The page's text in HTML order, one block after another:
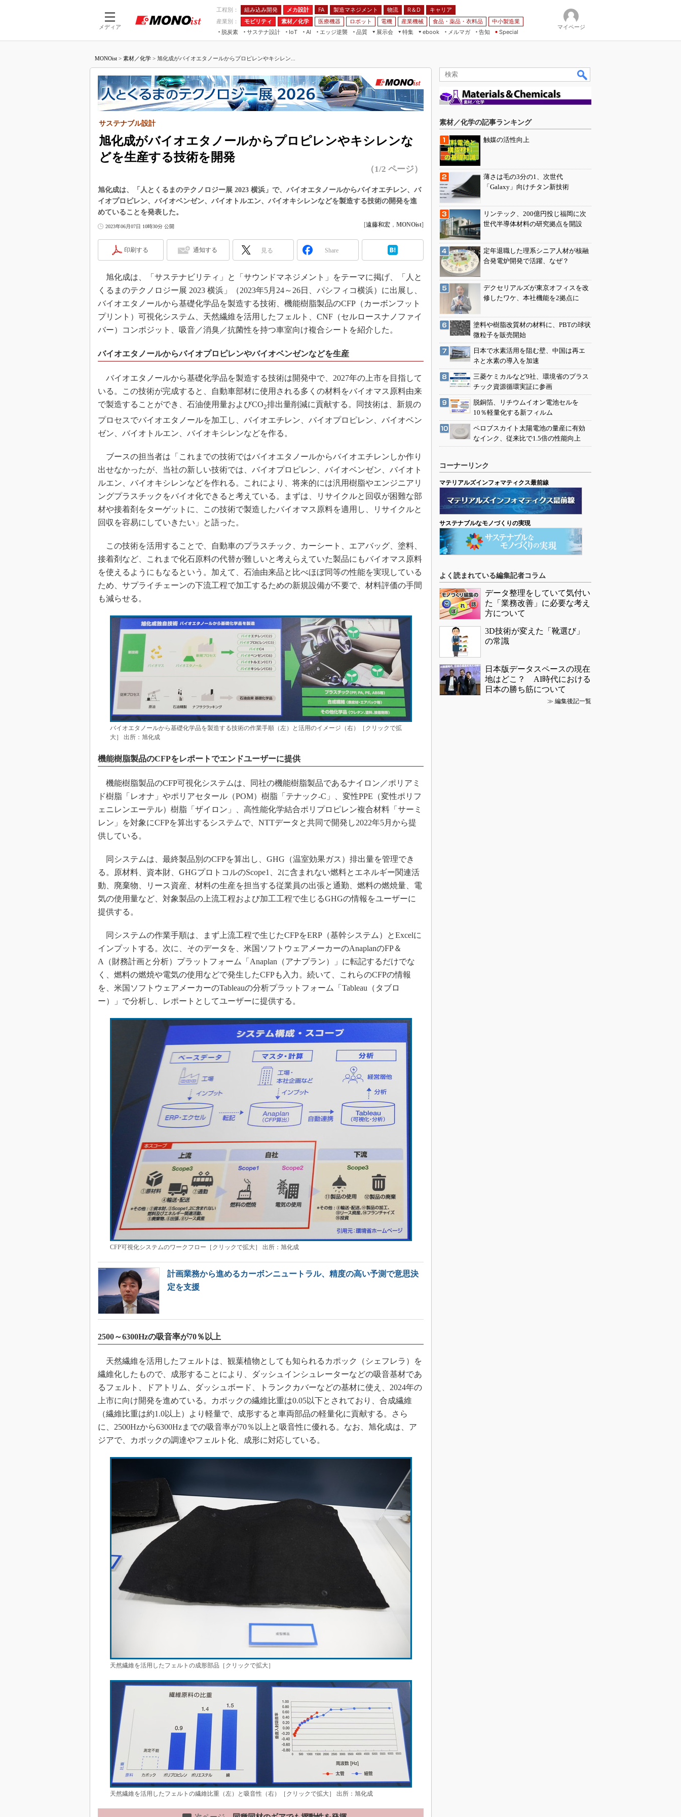
メディア
工程別： 組み込み開発 メカ設計 FA 製造マネジメント 物流 R＆D
キャリア
産業別：
モビリティ 素材／化学 医療機器 ロボット 電機 産業機械 食品・薬品・衣料品
中小製造業
脱炭素
サステナ設計
IoT
つながる工場
つながるサービス
AI
AI×設備保全
Physical AI
エッジ逆襲 品質
展示会
JIMTOF
組込み/エッジ コンピューティング
展＆IoT/5Gソリューション展
IIFES
国際ロボット展
TECHNO-FRONTIER
EdgeTech+
日本ものづくりワールド
特集
5G
VR／AR
フィールドサービス
組み込み画像技術
ISO26262
デジタルツインとCAE
S＆OP
インダストリー4.0
イノベーション
製造業ビッグデータ
メイドインジャパン
知財マネジメント
グローバル設計・開発
制御セキュリティ
新型コロナへの対応
ebook
製造マネジメント
FA
モビリティ
メルマガ
告知 Special
マイページ
MONOist > 素材／化学 > 旭化成がバイオエタノールからプロピレンやキシレン...
旭化成がバイオエタノールからプロピレンやキシレンな
どを生産する技術を開発
サステナブル設計
（1/2 ページ）
旭化成は、「人とくるまのテクノロジー展 2023 横浜」で、バイオエタノールからバイオエチレン、バ
イオプロピレン、バイオベンゼン、バイオトルエン、バイオキシレンなどを製造する技術の開発を進
めていることを発表した。
2023年06月07日 10時30分 公開 [遠藤和宏 ， MONOist]
印刷する 通知する 見る Share
旭化成は、「サステナビリティ」と「サウンドマネジメント」をテーマに掲げ、「人と
くるまのテクノロジー展 2023 横浜」（2023年5月24～26日、パシフィコ横浜）に出展し、
バイオエタノールから基礎化学品を製造する技術、機能樹脂製品のCFP（カーボンフット
プリント）可視化システム、天然繊維を活用したフェルト、CNF（セルロースナノファイ
バー）コンポジット、吸音／消臭／抗菌性を持つ車室向け複合シートを紹介した。
バイオエタノールからバイオプロピレンやバイオベンゼンなどを生産
バイオエタノールから基礎化学品を製造する技術は開発中で、2027年の上市を目指して
いる。この技術が完成すると、自動車部材に使用される多くの材料をバイオマス原料由来
で製造することができ、石油使用量およびCO2排出量削減に貢献する。同技術は、新規の
プロセスでバイオエタノールを加工し、バイオエチレン、バイオプロピレン、バイオベン
ゼン、バイオトルエン、バイオキシレンなどを作る。
ブースの担当者は「これまでの技術ではバイオエタノールからバイオエチレンしか作り
出せなかったが、当社の新しい技術では、バイオプロピレン、バイオベンゼン、バイオト
ルエン、バイオキシレンなどを作れる。これにより、将来的には汎用樹脂やエンジニアリ
ングプラスチックをバイオ化できると考えている。まずは、リサイクルと回収が困難な部
材や接着剤をターゲットに、この技術で製造したバイオマス原料を適用し、リサイクルと
回収を容易にしていきたい」と語った。
この技術を活用することで、自動車のプラスチック、カーシート、エアバッグ、塗料、
接着剤など、これまで化石原料の代替が難しいと考えらえていた製品にもバイオマス原料
を使えるようにもなるという。加えて、石油由来品と比べほぼ同等の性能を実現している
ため、サプライチェーンの下流工程で加工するための新規設備が不要で、材料評価の手間
も減らせる。
バイオエタノールから基礎化学品を製造する技術の作業手順（左）と活用のイメージ（右）［クリックで拡
大］ 出所：旭化成
機能樹脂製品のCFPをレポートでエンドユーザーに提供
機能樹脂製品のCFP可視化システムは、同社の機能樹脂製品であるナイロン／ポリアミ
ド樹脂「レオナ」やポリアセタール（POM）樹脂「テナック-C」、変性PPE（変性ポリフ
ェニレンエーテル）樹脂「ザイロン」、高性能化学結合ポリプロピレン複合材料「サーミ
レン」を対象にCFPを算出するシステムで、NTTデータと共同で開発し2022年5月から提
供している。
同システムは、最終製品別のCFPを算出し、GHG（温室効果ガス）排出量を管理でき
る。原材料、資本財、GHGプロトコルのScope1、2に含まれない燃料とエネルギー関連活
動、廃棄物、リース資産、材料の生産を担当する従業員の出張と通勤、燃料の燃焼量、電
気の使用量など、対象製品の上流工程および加工工程で生じるGHGの情報をユーザーに
提供する。
同システムの作業手順は、まず上流工程で生じたCFPをERP（基幹システム）とExcelに
インプットする。次に、そのデータを、米国ソフトウェアメーカーのAnaplanのFP＆
A（財務計画と分析）プラットフォーム「Anaplan（アナプラン）」に転記するだけでな
く、燃料の燃焼や電気の使用などで発生したCFPも入力。続いて、これらのCFPの情報
を、米国ソフトウェアメーカーのTableauの分析プラットフォーム「Tableau（タブロ
ー）」で分析し、レポートとしてユーザーに提供する。
CFP可視化システムのワークフロー［クリックで拡大］ 出所：旭化成
計画業務から進めるカーボンニュートラル、精度の高い予測で意思決
定を支援
2500～6300Hzの吸音率が70％以上
天然繊維を活用したフェルトは、観葉植物としても知られるカポック（シェフレラ）を
繊維化したもので、成形することにより、ダッシュインシュレーターなどの吸音基材であ
るフェルト、ドアトリム、ダッシュボード、トランクカバーなどの基材に使え、2024年の
上市に向け開発を進めている。カポックの繊維比重は0.05以下とされており、合成繊維
（繊維比重は約1.0以上）より軽量で、成形すると車両部品の軽量化に貢献する。さら
に、2500Hzから6300Hzまでの吸音率が70％以上と吸音性に優れる。なお、旭化成は、ア
ジアで、カポックの調達やフェルト化、成形に対応している。
天然繊維を活用したフェルトの成形部品［クリックで拡大］
天然繊維を活用したフェルトの繊維比重（左）と吸音性（右）［クリックで拡大］ 出所：旭化成
素材／化学の記事ランキング
触媒の活性向上
薄さは毛の3分の1、次世代
「Galaxy」向けチタン新技術
リンテック、200億円投じ福岡に次
世代半導体材料の研究拠点を開設
定年退職した理系シニア人材が核融
合発電炉開発で活躍、なぜ？
デクセリアルズが東京オフィスを改
修したワケ、本社機能を2拠点に
塗料や樹脂改質材の材料に、PBTの球状
微粒子を販売開始
日本で水素活用を阻む壁、中国は再エ
ネと水素の導入を加速
三菱ケミカルなど9社、環境省のプラス
チック資源循環実証に参画
脱銅箔、リチウムイオン電池セルを
10％軽量化する新フィルム
ペロブスカイト太陽電池の量産に有効
なインク、従来比で1.5倍の性能向上
コーナーリンク
マテリアルズインフォマティクス最前線
サステナブルなモノづくりの実現
よく読まれている編集記者コラム
データ整理をしていて気付い
た「業務改善」に必要な考え
方について
3D技術が変えた「靴選び」
の常識
日本版データスペースの現在
地はどこ？ AI時代における
日本の勝ち筋について
≫ 編集後記一覧